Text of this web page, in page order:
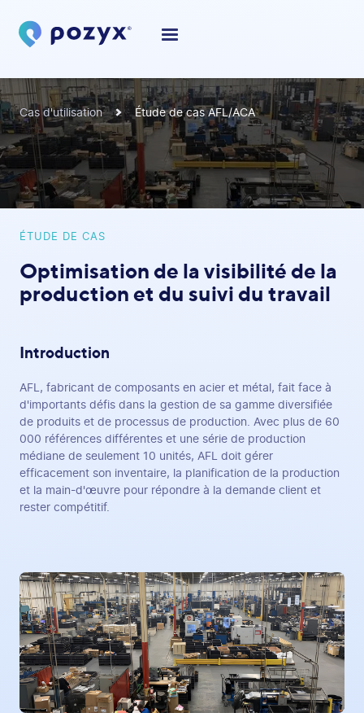
Cas d'utilisation Étude de cas AFL/ACA
ÉTUDE DE CAS
Optimisation de la visibilité de la
production et du suivi du travail
Introduction
AFL, fabricant de composants en acier et métal, fait face à
d'importants défis dans la gestion de sa gamme diversifiée
de produits et de processus de production. Avec plus de 60
000 références différentes et une série de production
médiane de seulement 10 unités, AFL doit gérer
efficacement son inventaire, la planification de la production
et la main-d'œuvre pour répondre à la demande client et
rester compétitif.